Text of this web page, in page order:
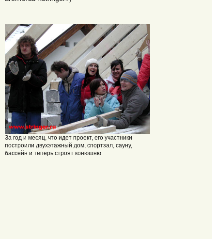
За год и месяц, что идет проект, его участники
построили двухэтажный дом, спортзал, сауну,
бассейн и теперь строят конюшню